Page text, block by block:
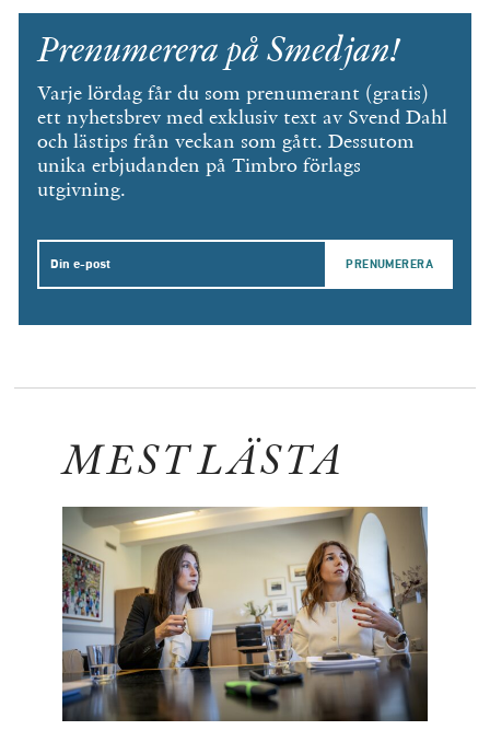
Prenumerera på Smedjan!
Varje lördag får du som prenumerant (gratis)
ett nyhetsbrev med exklusiv text av Svend Dahl
och lästips från veckan som gått. Dessutom
unika erbjudanden på Timbro förlags
utgivning.
Email
MEST LÄSTA